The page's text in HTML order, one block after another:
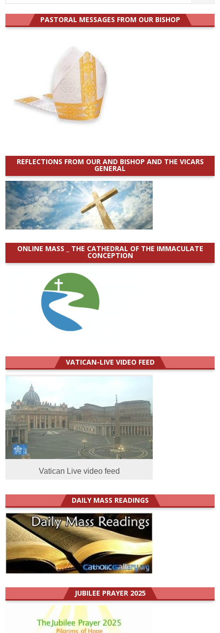
for:
PASTORAL MESSAGES FROM OUR BISHOP
REFLECTIONS FROM OUR AND BISHOP AND THE VICARS
GENERAL
ONLINE MASS _ THE CATHEDRAL OF THE IMMACULATE
CONCEPTION
VATICAN-LIVE VIDEO FEED
Vatican Live video feed
DAILY MASS READINGS
JUBILEE PRAYER 2025